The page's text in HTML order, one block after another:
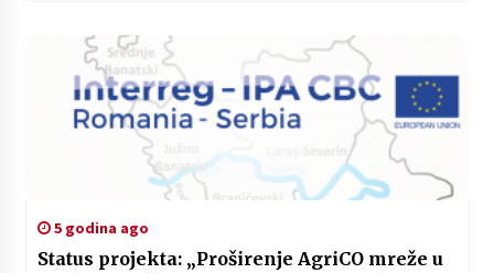
5 godina ago
Status projekta: „Proširenje AgriCO mreže u